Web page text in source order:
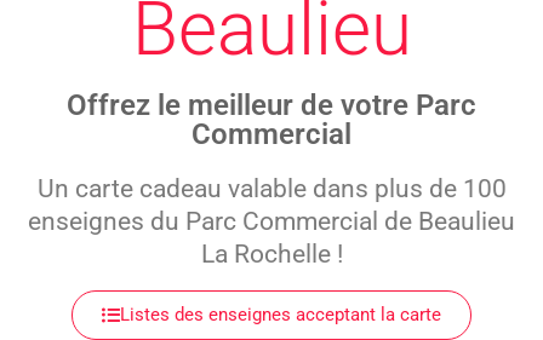
Beaulieu
Offrez le meilleur de votre Parc
Commercial
Un carte cadeau valable dans plus de 100
enseignes du Parc Commercial de Beaulieu
La Rochelle !
Listes des enseignes acceptant la carte